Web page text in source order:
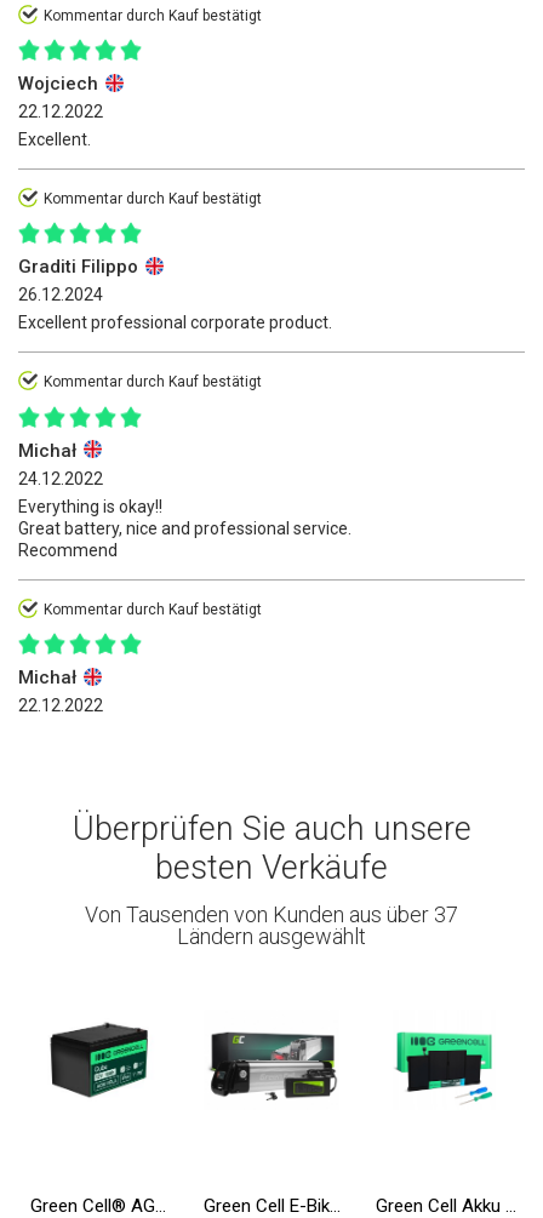
Kommentar durch Kauf bestätigt
Wojciech
22.12.2022
Excellent.
Kommentar durch Kauf bestätigt
Graditi Filippo
26.12.2024
Excellent professional corporate product.
Kommentar durch Kauf bestätigt
Michał
24.12.2022
Everything is okay!!
Great battery, nice and professional service.
Recommend
Kommentar durch Kauf bestätigt
Michał
22.12.2022
Überprüfen Sie auch unsere
besten Verkäufe
Von Tausenden von Kunden aus über 37
Ländern ausgewählt
Green Cell® AGM Batterie 12V 12Ah Vlies Wartungsfrei Bleiakku für Elektro Spielzeug UPS Rollstuhl Fahrrad Echolot Scooter Green Cell E-Bike Akku 36V 10.4Ah 374Wh Silverfish Elektrofahrrad 2 Pin für Zündapp, Telefunken, Ancheer mit Ladegerät Green Cell Akku A1377 A1405 A1496 für Apple MacBook Air 13 A1369 A1466